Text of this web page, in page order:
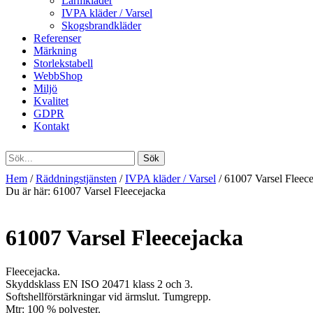
IVPA kläder / Varsel
Skogsbrandkläder
Referenser
Märkning
Storlekstabell
WebbShop
Miljö
Kvalitet
GDPR
Kontakt
Hem /Räddningstjänsten /IVPA kläder / Varsel / 61007 Varsel
Du är här: 61007 Varsel Fleecejacka
61007 Varsel Fleecejacka
Fleecejacka.
Skyddsklass EN ISO 20471 klass 2 och 3.
Softshellförstärkningar vid ärmslut. Tumgrepp.
Mtr: 100 % polyester.